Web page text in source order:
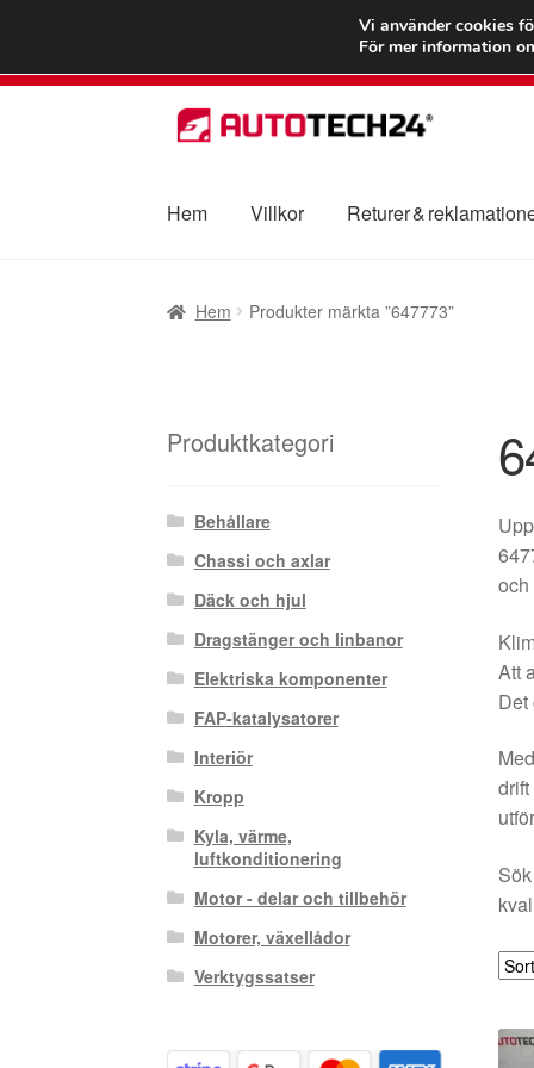
FRAKT från
Hoppa
till
Hoppa
till
Hem
Villkor Returer &
Hem Produkter märkta ”647773”
och
Att
Det
Produktkategori
Behållare
Chassi och axlar
Däck och hjul
Dragstänger och linbanor
Elektriska komponenter
FAP-katalysatorer
Interiör
Kropp
Kyla, värme,
luftkonditionering
Motor - delar och tillbehör
Motorer, växellådor
Verktygssatser
Vi använder cookies
För mer information